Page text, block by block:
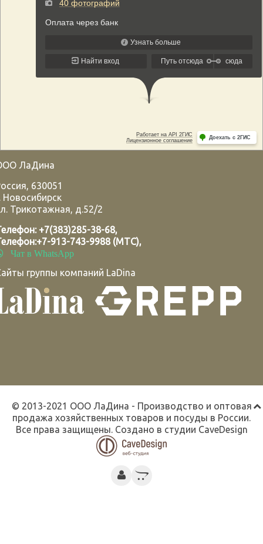
ЛаДина
, 630051
Новосибирск
Трикотажная, д.52/2
+7(383)285-38-68,
+7-913-743-9988 (МТС),
Чат в WhatsApp
группы компаний LaDina
© 2013-2021 ООО ЛаДина - Производство и оптовая
продажа хозяйственных товаров и посуды в России.
Все права защищены. Создано в студии CaveDesign